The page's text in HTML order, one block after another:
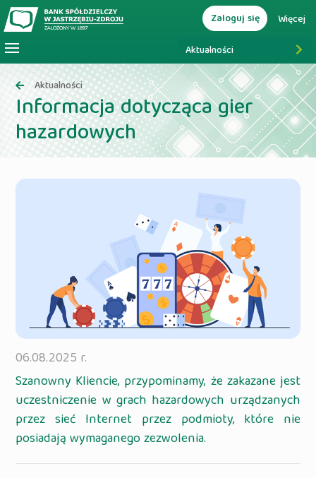
Aktualności
Zaloguj się Więcej
Aktualności
Informacja dotycząca gier
hazardowych
06.08.2025 r.
Szanowny Kliencie, przypominamy, że zakazane jest
uczestniczenie w grach hazardowych urządzanych
przez sieć Internet przez podmioty, które nie
posiadają wymaganego zezwolenia.